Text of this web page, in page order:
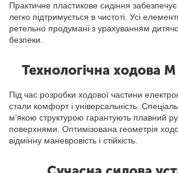
Практичне пластикове сидіння забезпечує
легко підтримується в чистоті. Усі
ретельно продумані з урахуванням
безпеки.
Технологічна ходова
Під час розробки ходової частини
стали комфорт і універсальність.
м’якою структурою гарантують плавний
поверхнями. Оптимізована геометрія
відмінну маневровість і стійкість.